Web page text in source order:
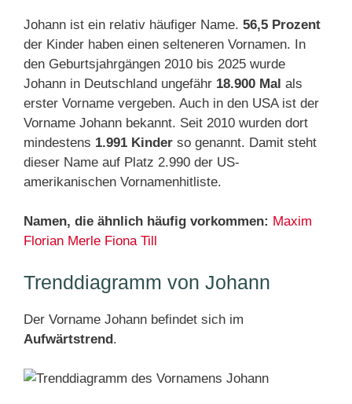
Johann ist ein relativ häufiger Name. 56,5 Prozent
der Kinder haben einen selteneren Vornamen. In
den Geburtsjahrgängen 2010 bis 2025 wurde
Johann in Deutschland ungefähr 18.900 Mal als
erster Vorname vergeben. Auch in den USA ist der
Vorname Johann bekannt. Seit 2010 wurden dort
mindestens 1.991 Kinder so genannt. Damit steht
dieser Name auf Platz 2.990 der US-
amerikanischen Vornamenhitliste.
Namen, die ähnlich häufig vorkommen: Maxim
Florian Merle Fiona Till
Trenddiagramm von Johann
Der Vorname Johann befindet sich im
Aufwärtstrend.